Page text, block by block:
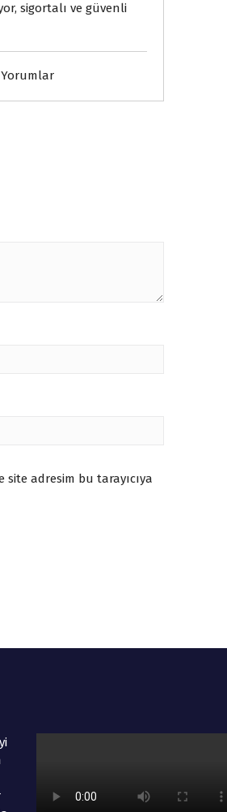
sigortalı ve güvenli
adresim bu tarayıcıya